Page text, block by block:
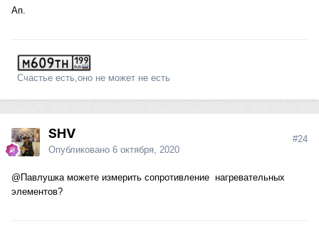
Ап.
Счастье есть,оно не может не есть
SHV
Опубликовано 6 октября, 2020
#24
@Павлушкаможете измерить сопротивление нагревательных
элементов?